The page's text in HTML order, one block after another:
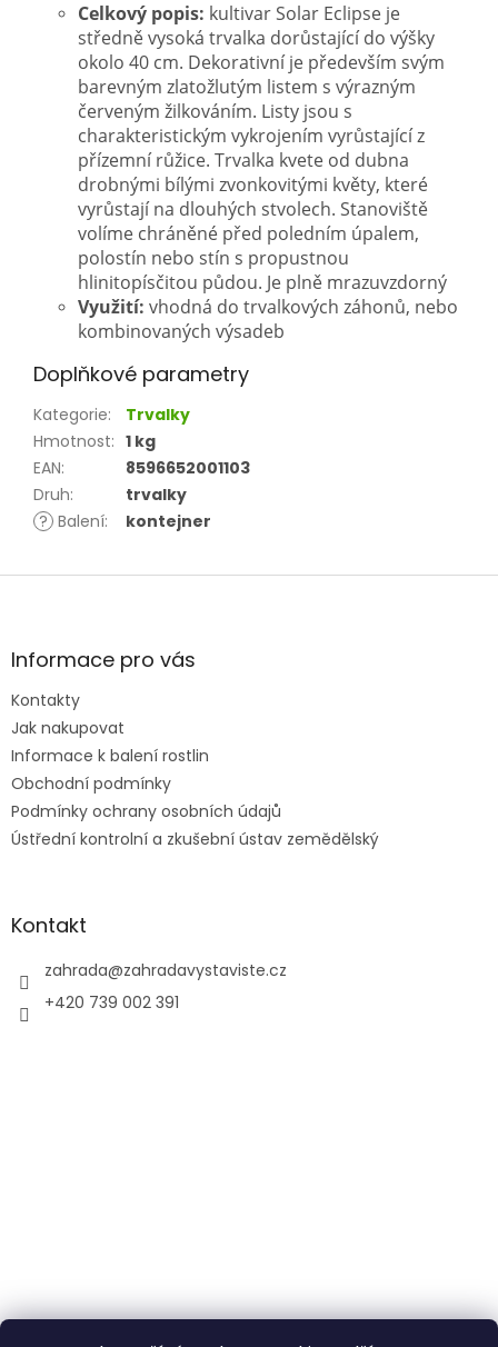
Celkový popis: kultivar Solar Eclipse je
středně vysoká trvalka dorůstající do výšky
okolo 40 cm. Dekorativní je především svým
barevným zlatožlutým listem s výrazným
červeným žilkováním. Listy jsou s
charakteristickým vykrojením vyrůstající z
přízemní růžice. Trvalka kvete od dubna
drobnými bílými zvonkovitými květy, které
vyrůstají na dlouhých stvolech. Stanoviště
volíme chráněné před poledním úpalem,
polostín nebo stín s propustnou
hlinitopísčitou půdou. Je plně mrazuvzdorný
Využití: vhodná do trvalkových záhonů, nebo
kombinovaných výsadeb
Doplňkové parametry
Kategorie:
Trvalky
Hmotnost: 1 kg
EAN:
8596652001103
Druh:
trvalky
? Balení: kontejner
Z
aInformace pro vás
Kontakty
Jak nakupovat
Informace k balení rostlin
Obchodní podmínky
Podmínky ochrany osobních údajů
Ústřední kontrolní a zkušební ústav zemědělský
Kontakt
zahrada@zahradavystaviste.cz
+420 739 002 391